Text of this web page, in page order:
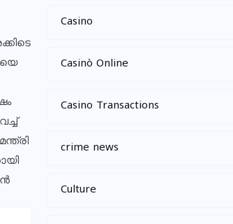
Casino
Casinò Online
Casino Transactions
crime news
Culture